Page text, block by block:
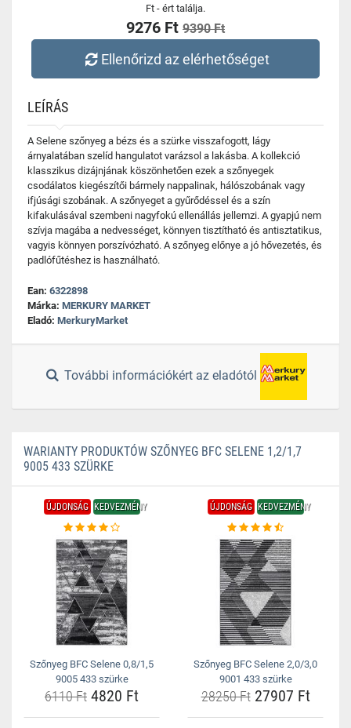
Ft - ért találja.
9276 Ft 9390 Ft
Ellenőrizd az elérhetőséget
LEÍRÁS
A Selene szőnyeg a bézs és a szürke visszafogott, lágy
árnyalatában szelíd hangulatot varázsol a lakásba. A kollekció
klasszikus dizájnjának köszönhetően ezek a szőnyegek
csodálatos kiegészítői bármely nappalinak, hálószobának vagy
ifjúsági szobának. A szőnyeget a gyűrődéssel és a szín
kifakulásával szembeni nagyfokú ellenállás jellemzi. A gyapjú nem
szívja magába a nedvességet, könnyen tisztítható és antisztatikus,
vagyis könnyen porszívózható. A szőnyeg előnye a jó hővezetés, és
padlófűtéshez is használható.
Ean: 6322898
Márka: MERKURY MARKET
Eladó: MerkuryMarket
További információkért az eladótól
WARIANTY PRODUKTÓW SZŐNYEG BFC SELENE 1,2/1,7
9005 433 SZÜRKE
ÚJDONSÁG KEDVEZMÉNY
Szőnyeg BFC Selene 0,8/1,5
9005 433 szürke
6110 Ft 4820 Ft
ÚJDONSÁG KEDVEZMÉNY
Szőnyeg BFC Selene 2,0/3,0
9001 433 szürke
28250 Ft27907 Ft